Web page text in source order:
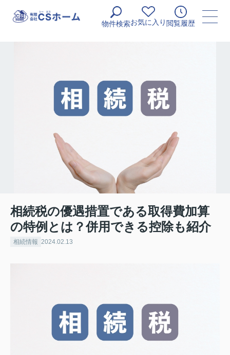
物件検索お気に入り 閲覧履歴
相続税の優遇措置である取得費加算
の特例とは？併用できる控除も紹介
相続情報 2024.02.13